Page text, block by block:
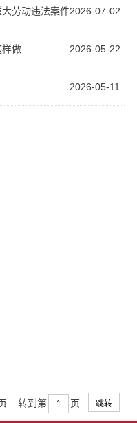
劳动违法案件2026-07-02
样做 2026-05-22
2026-05-11
转到第 页